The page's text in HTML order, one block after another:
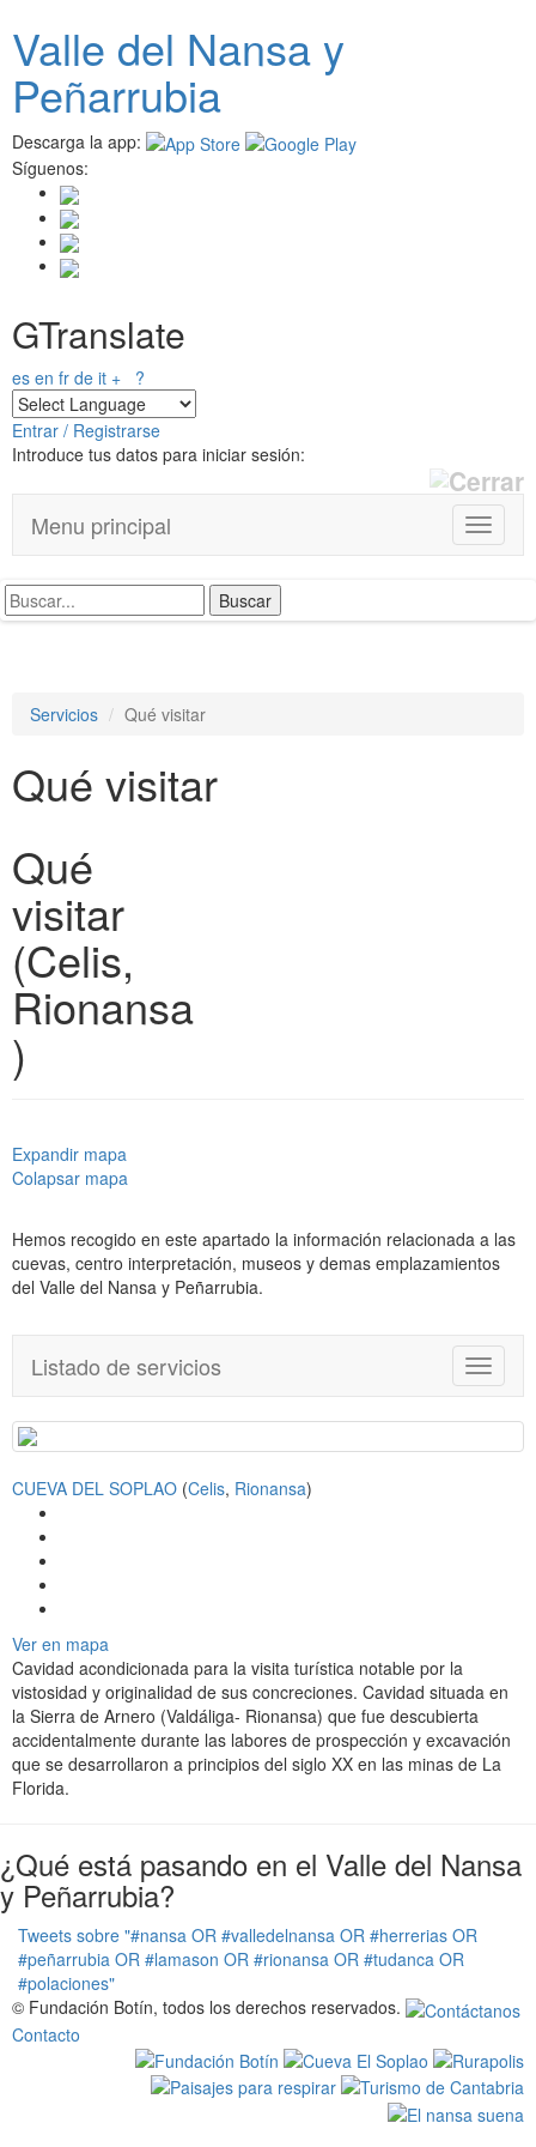
contenido
principal
Valle del Nansay
Peñarrubia
Descarga la app:
Síguenos:
GTranslate
es en fr de it + ?
Entrar / Registrarse
Introduce tus datos para iniciar sesión:
T
o
l
Menu principal
Servicios Qué visitar
Qué visitar
Qué
visitar
(Celis,
Rionansa
)
Expandir mapa
Colapsar mapa
Hemos recogido en este apartado la información relacionada a las
cuevas, centro interpretación, museos y demas emplazamientos
del Valle del Nansa y Peñarrubia.
T
o
g
o
n
Listado de servicios
CUEVA DEL SOPLAO (Celis, Rionansa)
Ver en mapa
Cavidad acondicionada para la visita turística notable por la
vistosidad y originalidad de sus concreciones. Cavidad situada en
la Sierra de Arnero (Valdáliga- Rionansa) que fue descubierta
accidentalmente durante las labores de prospección y excavación
que se desarrollaron a principios del siglo XX en las minas de La
Florida.
¿Qué está pasando en el Valle del Nansa
y Peñarrubia?
Tweets sobre "#nansa OR #valledelnansa OR #herrerias OR
#peñarrubia OR #lamason OR #rionansa OR #tudanca OR
#polaciones"
© Fundación Botín, todos los derechos reservados.
Contacto